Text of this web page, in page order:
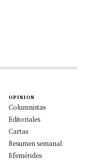
OPINION
Columnistas
Editoriales
Cartas
Resumen semanal
Efemérides